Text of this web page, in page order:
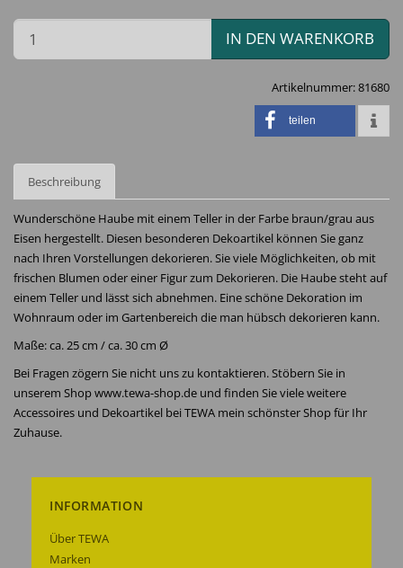
IN DEN WARENKORB
Artikelnummer:81680
teilen
Beschreibung
Wunderschöne Haube mit einem Teller in der Farbe braun/grau aus
Eisen hergestellt. Diesen besonderen Dekoartikel können Sie ganz
nach Ihren Vorstellungen dekorieren. Sie viele Möglichkeiten, ob mit
frischen Blumen oder einer Figur zum Dekorieren. Die Haube steht auf
einem Teller und lässt sich abnehmen. Eine schöne Dekoration im
Wohnraum oder im Gartenbereich die man hübsch dekorieren kann.
Maße: ca. 25 cm / ca. 30 cm Ø
Bei Fragen zögern Sie nicht uns zu kontaktieren. Stöbern Sie in
unserem Shop www.tewa-shop.de und finden Sie viele weitere
Accessoires und Dekoartikel bei TEWA mein schönster Shop für Ihr
Zuhause.
INFORMATION
Über TEWA
Marken